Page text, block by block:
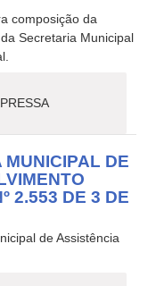
composição da
Secretaria Municipal
DE
2.553 DE 3 DE
de Assistência